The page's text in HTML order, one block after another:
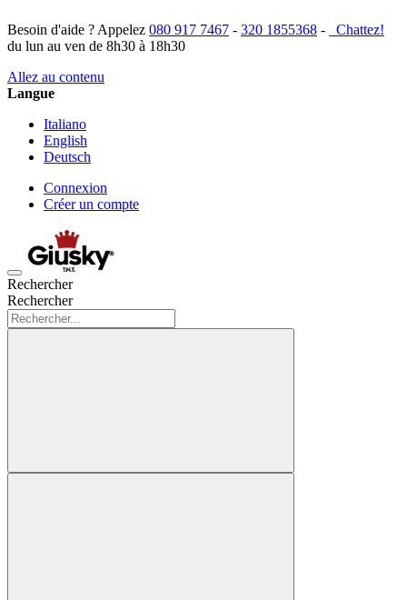
Besoin d'aide ? Appelez 080 917 7467 - 320 1855368 -
Chattez!
du lun au ven de 8h30 à 18h30
Allez au contenu
Langue
Italiano
English
Deutsch
Connexion
Créer un compte
Rechercher
Rechercher